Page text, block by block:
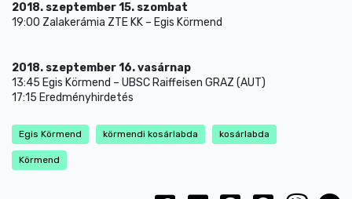
2018. szeptember 15. szombat
19:00 Zalakerámia ZTE KK – Egis Körmend
2018. szeptember 16. vasárnap
13:45 Egis Körmend – UBSC Raiffeisen GRAZ (AUT)
17:15 Eredményhirdetés
Egis Körmend körmendi kosárlabda kosárlabda
Körmend